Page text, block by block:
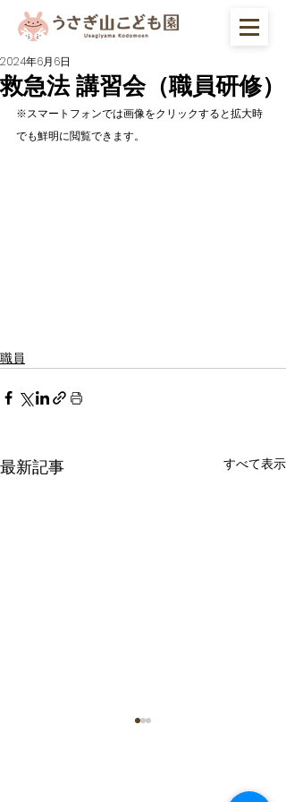
救急法 講習会（職員研修）
2024年6月6日
※スマートフォンでは画像をクリックすると拡大時
でも鮮明に閲覧できます。
職員
最新記事 すべて表示